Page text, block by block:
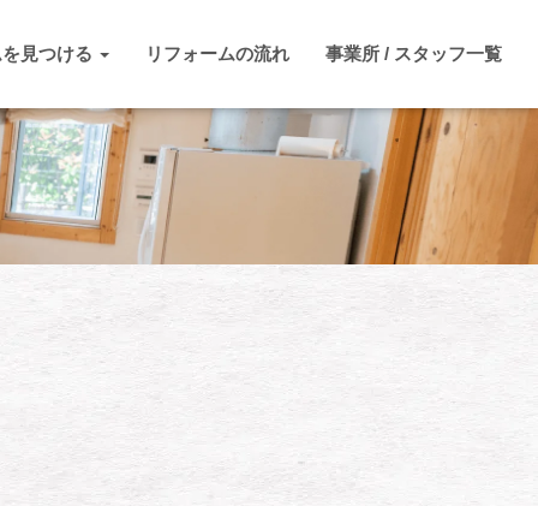
見つける リフォームの流れ 事業所 / スタッフ一覧